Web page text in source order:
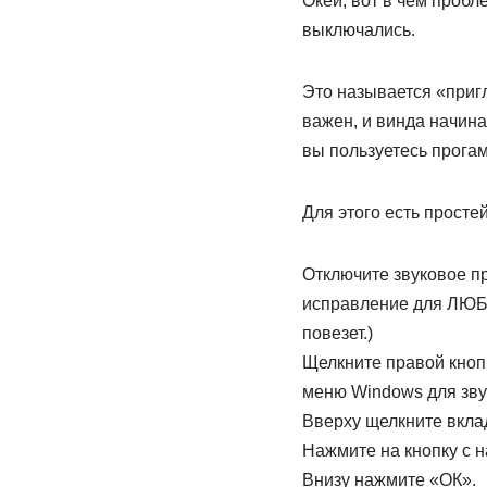
выключались.
Это называется
важен, и винда
вы пользуетесь
Для этого есть
Отключите звуковое
исправление для
повезет.)
Щелкните правой
меню Windows для
Вверху щелкните
Нажмите на кнопку с
Внизу нажмите «ОК».